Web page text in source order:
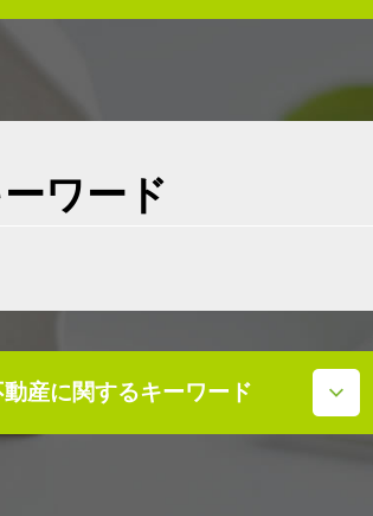
ワード
動産に関するキーワード